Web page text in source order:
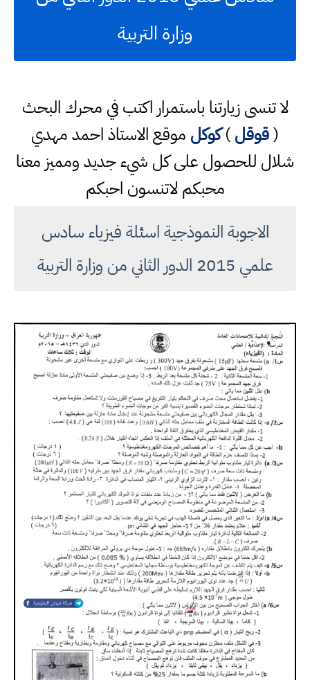
وزارة التربية
لا تنسى زيارتنا باستمرار اكتب في محرك البحث
(قوقل)كوكل موقع الاستاذ احمد مهدي
شلال للحصول على كل شيء جديد ومميز معنا
محبكم لاتنسون احبكم
الاجوبة النموذجية اسئلة فيزياء سادس
علمي 2015 الدور الثاني من وزارة التربية